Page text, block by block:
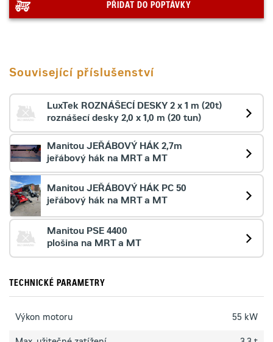
PŘIDAT DO POPTÁVKY
Související příslušenství
LuxTek ROZNÁŠECÍ DESKY 2 x 1 m (20t)
roznášecí desky 2,0 x 1,0 m (20 tun)
Manitou JEŘÁBOVÝ HÁK 2,7m
jeřábový hák na MRT a MT
Manitou JEŘÁBOVÝ HÁK PC 50
jeřábový hák na MRT a MT
Manitou PSE 4400
plošina na MRT a MT
TECHNICKÉ PARAMETRY
Výkon motoru 55 kW